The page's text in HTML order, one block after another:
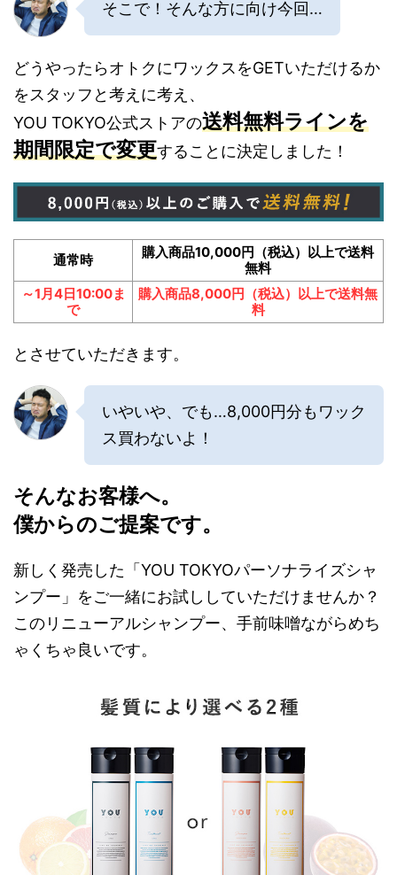
そこで！そんな方に向け今回…
どうやったらオトクにワックスをGETいただけるか
をスタッフと考えに考え、
YOU TOKYO公式ストアの送料無料ラインを
期間限定で変更することに決定しました！
通常時
購入商品10,000円（税込）以上で送料
無料
～1月4日10:00ま
で
購入商品8,000円（税込）以上で送料無
料
とさせていただきます。
いやいや、でも…8,000円分もワック
ス買わないよ！
そんなお客様へ。
僕からのご提案です。
新しく発売した「YOU TOKYOパーソナライズシャ
ンプー」をご一緒にお試ししていただけませんか？
このリニューアルシャンプー、手前味噌ながらめち
ゃくちゃ良いです。